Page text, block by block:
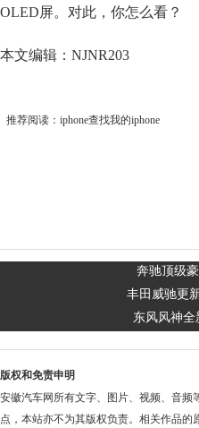
OLED屏。对此，你怎么看？
本文编辑：NJNR203
推荐阅读： iphone查找我的iphone
奔驰顶级
丰田威驰更
东风风神全
版权和免责申明
安徽汽车网所有文字、图片、视频、音
点，本站亦不为其版权负责。相关作品